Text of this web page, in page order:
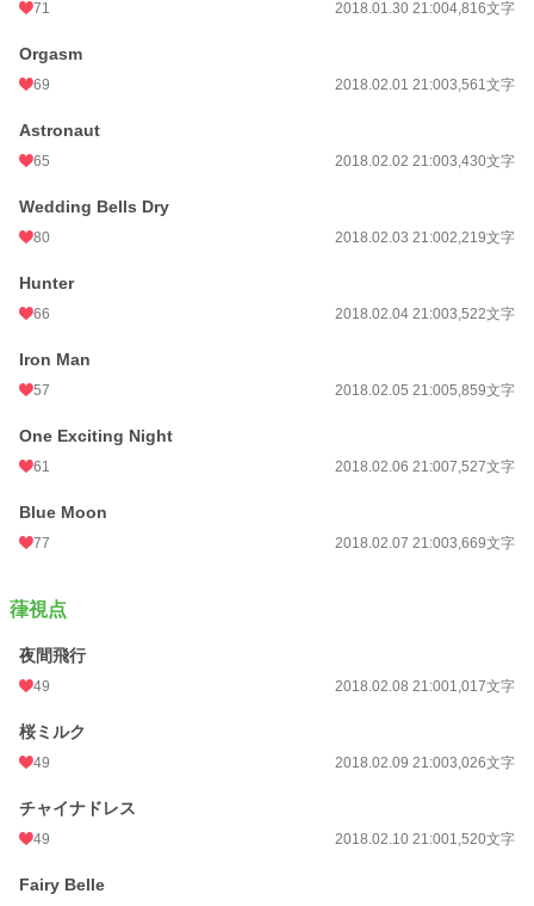
71 2018.01.30 21:004,816文字
Orgasm
69 2018.02.01 21:003,561文字
Astronaut
65 2018.02.02 21:003,430文字
Wedding Bells Dry
80 2018.02.03 21:002,219文字
Hunter
66 2018.02.04 21:003,522文字
Iron Man
57 2018.02.05 21:005,859文字
One Exciting Night
61 2018.02.06 21:007,527文字
Blue Moon
77 2018.02.07 21:003,669文字
葎視点
夜間飛行
49 2018.02.08 21:001,017文字
桜ミルク
49 2018.02.09 21:003,026文字
チャイナドレス
49 2018.02.10 21:001,520文字
Fairy Belle